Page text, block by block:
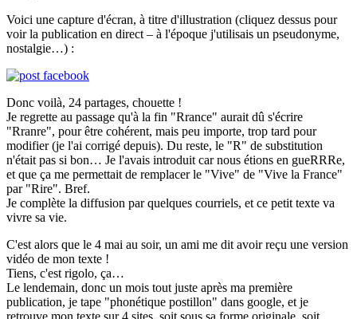
Voici une capture d'écran, à titre d'illustration (cliquez dessus pour
voir la publication en direct – à l'époque j'utilisais un pseudonyme,
nostalgie…) :
Donc voilà, 24 partages, chouette !
Je regrette au passage qu'à la fin "Rrance" aurait dû s'écrire
"Rranre", pour être cohérent, mais peu importe, trop tard pour
modifier (je l'ai corrigé depuis). Du reste, le "R" de substitution
n'était pas si bon… Je l'avais introduit car nous étions en gueRRRe,
et que ça me permettait de remplacer le "Vive" de "Vive la France"
par "Rire". Bref.
Je complète la diffusion par quelques courriels, et ce petit texte va
vivre sa vie.
C'est alors que le 4 mai au soir, un ami me dit avoir reçu une version
vidéo de mon texte !
Tiens, c'est rigolo, ça…
Le lendemain, donc un mois tout juste après ma première
publication, je tape "phonétique postillon" dans google, et je
retrouve mon texte sur 4 sites, soit sous sa forme originale, soit